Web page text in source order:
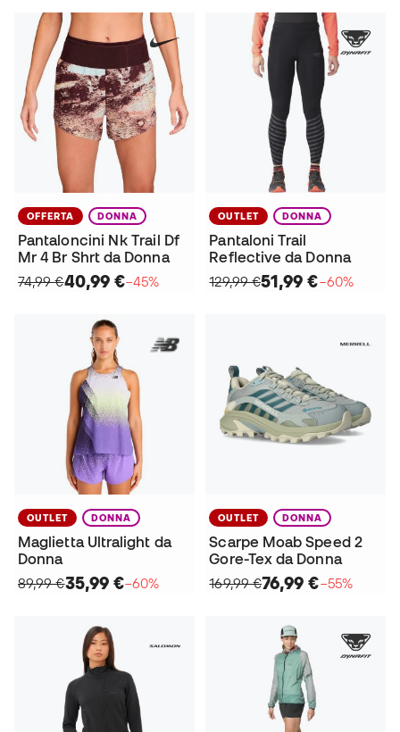
OFFERTA DONNA
Pantaloncini Nk Trail Df
Mr 4 Br Shrt da Donna
74,99 €40,99 €−45%
OUTLET DONNA
Pantaloni Trail
Reflective da Donna
129,99 €51,99 €−60%
OUTLET DONNA
Maglietta Ultralight da
Donna
89,99 €35,99 €−60%
OUTLET DONNA
Scarpe Moab Speed 2
Gore-Tex da Donna
169,99 €76,99 €−55%